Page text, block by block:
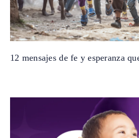
12 mensajes de fe y esperanza